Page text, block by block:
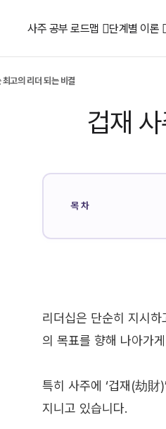
사주 공부 로드맵 단계별 이론
고의 리더 되는 비결
겁재
목차
리더십은 단순히 지시
의 목표를 향해 나아가
특히 사주에 ‘겁재(劫財
지니고 있습니다.